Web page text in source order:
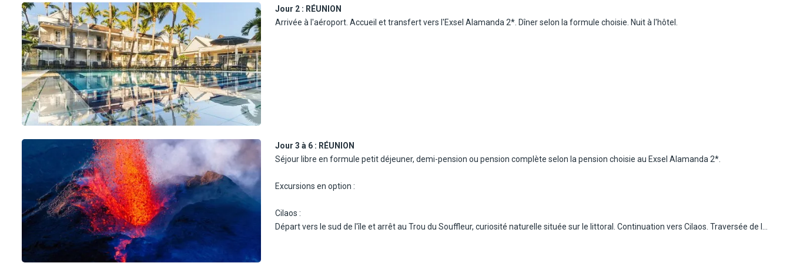
temples hindous et tamouls, mosquées et églises se fréquentent harmonieusement. Regorgeant de sites touristiques étonnants tels les
cendres volcaniques colorées de Chamarel, la réserve des Gorges de Rivière Noire, le Parc aux crocodiles de Vanille, les Falaises de Gris-Gris...
Un joyau aux milles couleurs, contraste de cultures et de saveurs. En outre, la gentillesse de son peuple n'est plus à présenter, les Mauriciens
ont à cœur de vous faire plaisir. Une destination d'exception adaptée à vos envies ; que vous soyez plongeur, kite-surfeur, golfeur ou adepte
du farniente, l'Île Maurice est faite pour vous.
Réservez votre séjour au Stella Rina 3* !
Situé à Grand Baie, dans le nord de l'île Maurice, le Stella Rina3* est un hôtel réservé aux adultes (à partir de 18 ans), composé de 19
chambres réparties dans deux bâtiments d'un étage.
Il constitue un bon point de départ pour explorer le nord de l'île, ses plages et ses principaux centres d'intérêt.
L'établissement dispose d'un restaurant ouvert sur le jardin proposant une cuisine simple franco-mauricienne, d'un bar piscine et d'une
piscine extérieure de taille réduite.
L'hôtel se trouve à 600 m d'un petit port de pêche, entre la plage de Grand Baie (2,6 km) et celle de Mont Choisy (3,4 km), accessibles en 10 à
15 minutes via les bus locaux (arrêt à 500 m). Un centre commercial est situé à moins de 2 km, Port Louis à 25 km, et l'aéroport international à
environ 70 km.
L'hôtel est adult only (accessible à partir de 18 ans).
Jour 2 : RÉUNION
Arrivée à l'aéroport. Accueil et transfert vers l'Exsel Alamanda 2*. Dîner selon la formule choisie. Nuit à l'hôtel.
Jour 3 à 6 : RÉUNION
Séjour libre en formule petit déjeuner, demi-pension ou pension complète selon la pension choisie au Exsel Alamanda 2*.
Excursions en option :
Cilaos :
Départ vers le sud de l'île et arrêt au Trou du Souffleur, curiosité naturelle située sur le littoral. Continuation vers Cilaos. Traversée de la